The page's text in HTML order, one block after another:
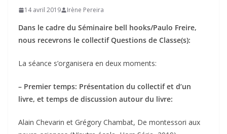
14 avril 2019 Irène Pereira
Dans le cadre du Séminaire bell hooks/Paulo Freire,
nous recevrons le collectif Questions de Classe(s):
La séance s’organisera en deux moments:
– Premier temps: Présentation du collectif et d’un
livre, et temps de discussion autour du livre:
Alain Chevarin et Grégory Chambat, De montessori aux